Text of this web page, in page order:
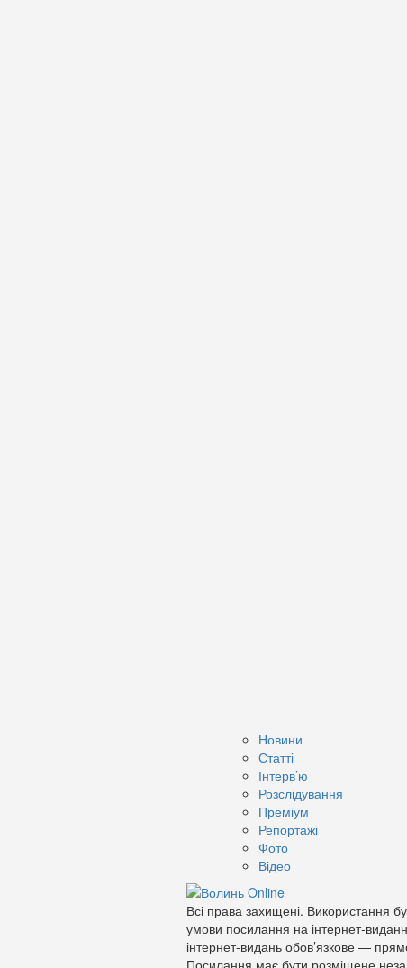
Новини
Статті
Інтерв’ю
Розслідування
Преміум
Репортажі
Фото
Відео
Всі права захищені. Використання
умови посилання на інтернет-
інтернет-видань обов’язкове —